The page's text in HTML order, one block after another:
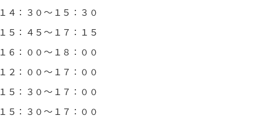
１４：３０～１５：３０
１５：４５～１７：１５
１６：００～１８：００
１２：００～１７：００
１５：３０～１７：００
１５：３０～１７：００